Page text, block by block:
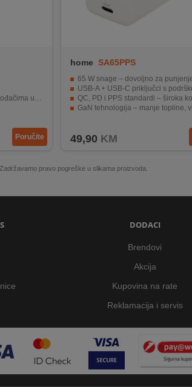
uređaja.
Poručite
home SA65PPS
65 W snage – dovoljno za punjenje prijenosnih
USB-A + USB-C priključci s podrškom za brzo
QC, PD i PPS standardi – široka kompatibilnost s
GaN tehnologija – manje topline, veća učinkovitost, dulji
49,90 KM
pravo pogreške u slikama proizvoda.
DODACI
Brendovi
Akcija
Kupovina na rate
Reklamacija i servis